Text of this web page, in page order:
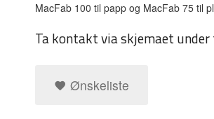
MacFab 100 til papp og MacFab 75 til
Ta kontakt via skjemaet
Ønskeliste